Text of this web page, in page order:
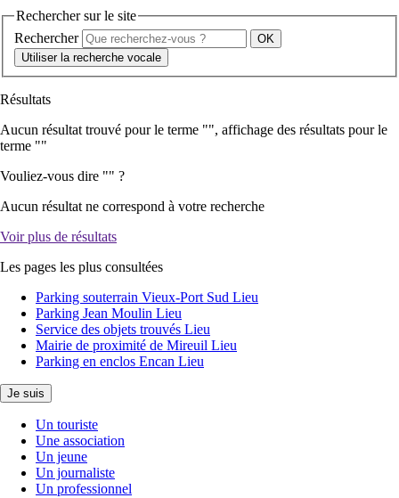
Rechercher sur le site
Rechercher
Utiliser la recherche vocale
Résultats
Aucun résultat trouvé pour le terme "", affichage des résultats pour le
terme ""
Vouliez-vous dire "" ?
Aucun résultat ne correspond à votre recherche
Voir plus de résultats
Les pages les plus consultées
Parking souterrain Vieux-Port Sud Lieu
Parking Jean Moulin Lieu
Service des objets trouvés Lieu
Mairie de proximité de Mireuil Lieu
Parking en enclos Encan Lieu
Je suis
Un touriste
Une association
Un jeune
Un journaliste
Un professionnel